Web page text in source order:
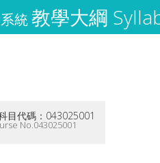
統教學大綱
目代碼：043025001
No.043025001